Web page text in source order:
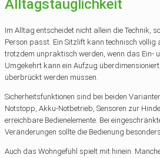
Alltagstauglichkeit
Im Alltag entscheidet nicht allein die Technik,
Person passt. Ein Sitzlift kann technisch völlig
trotzdem unpraktisch werden, wenn das Ein-
Umgekehrt kann ein Aufzug
überbrückt werden müssen.
Sicherheitsfunktionen sind bei beiden
Notstopp, Akku-Notbetrieb, Sensoren zur
erreichbare Bedienelemente. Bei
Veränderungen sollte die Bedienung
Auch das Wohngefühl spielt mit hinein.